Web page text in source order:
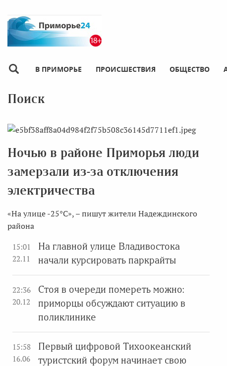
В ПРИМОРЬЕ ПРОИСШЕСТВИЯ ОБЩЕСТВО
Поиск
Ночью в районе Приморья люди
замерзали из-за отключения
электричества
«На улице -25°С», – пишут жители Надеждинского
района
15:01
22.11
На главной улице Владивостока
начали курсировать паркрайты
22:36
20.12
Стоя в очереди помереть можно:
приморцы обсуждают ситуацию в
поликлинике
15:58
16.06
Первый цифровой Тихоокеанский
туристский форум начинает свою